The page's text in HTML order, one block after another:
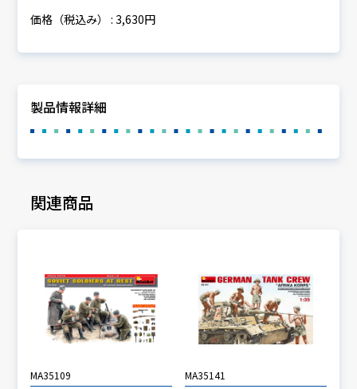
価格（税込み） : 3,630円
製品情報詳細
関連商品
MA35109 MA35141